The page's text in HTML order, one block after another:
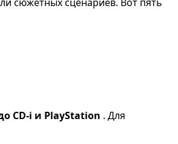
сюжетных сценариев. Вот пять
CD-i и PlayStation . Для